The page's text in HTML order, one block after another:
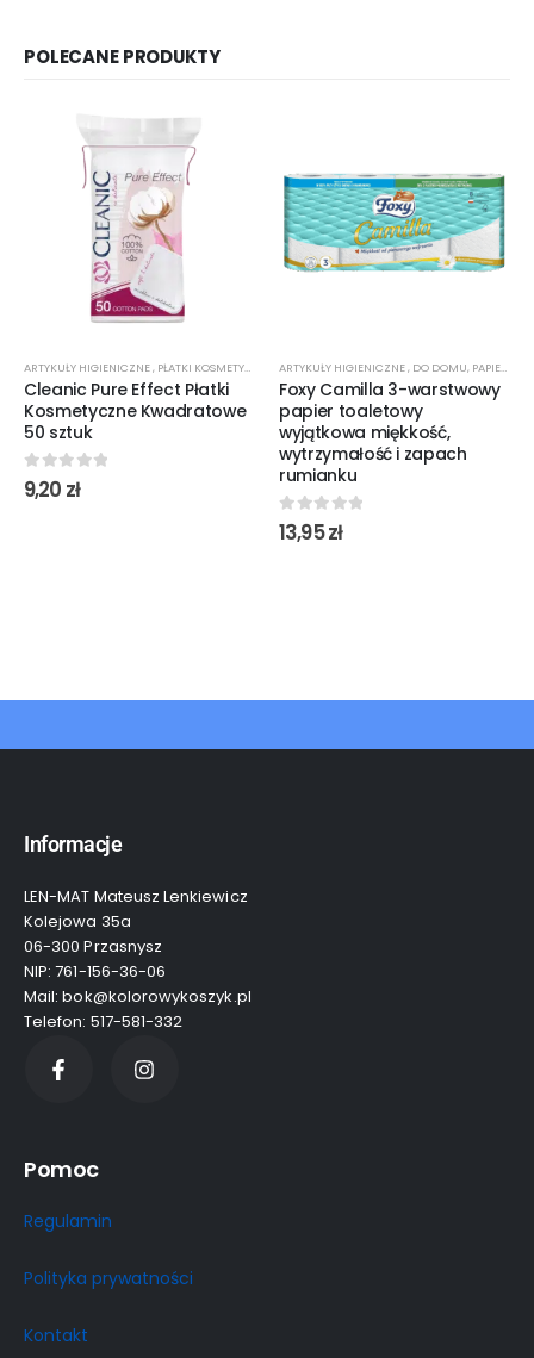
POLECANE PRODUKTY
ARTYKUŁY HIGIENICZNE , PŁATKI KOSMETYCZNE
Cleanic Pure Effect Płatki
Kosmetyczne Kwadratowe
50 sztuk
0out of 5
9,20 zł
ARTYKUŁY HIGIENICZNE , DO DOMU, PAPIER TOALETOWY
Foxy Camilla 3-warstwowy
papier toaletowy
wyjątkowa miękkość,
wytrzymałość i zapach
rumianku
0out of 5
13,95zł
Informacje
LEN-MAT Mateusz Lenkiewicz
Kolejowa 35a
06-300 Przasnysz
NIP: 761-156-36-06
Mail: bok@kolorowykoszyk.pl
Telefon: 517-581-332
Pomoc
Regulamin
Polityka prywatności
Kontakt